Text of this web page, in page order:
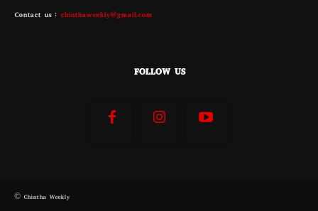
Contact us : chinthaweekly@gmail.com
FOLLOW US
© Chintha Weekly